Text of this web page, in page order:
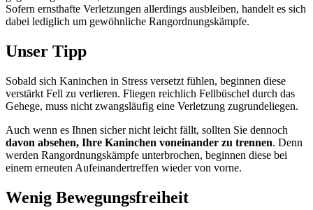
Sofern ernsthafte Verletzungen allerdings ausbleiben, handelt es sich
dabei lediglich um gewöhnliche Rangordnungskämpfe.
Unser Tipp
Sobald sich Kaninchen in Stress versetzt fühlen, beginnen diese
verstärkt Fell zu verlieren. Fliegen reichlich Fellbüschel durch das
Gehege, muss nicht zwangsläufig eine Verletzung zugrundeliegen.
Auch wenn es Ihnen sicher nicht leicht fällt, sollten Sie dennoch
davon absehen, Ihre Kaninchen voneinander zu trennen. Denn
werden Rangordnungskämpfe unterbrochen, beginnen diese bei
einem erneuten Aufeinandertreffen wieder von vorne.
Wenig Bewegungsfreiheit